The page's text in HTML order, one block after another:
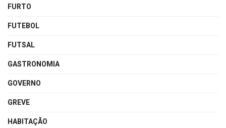
FURTO
FUTEBOL
FUTSAL
GASTRONOMIA
GOVERNO
GREVE
HABITAÇÃO